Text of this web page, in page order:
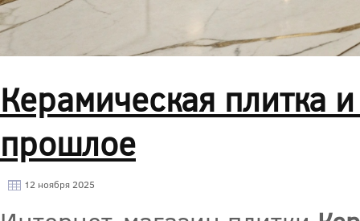
Керамическая плитка
прошлое
12 ноября 2025